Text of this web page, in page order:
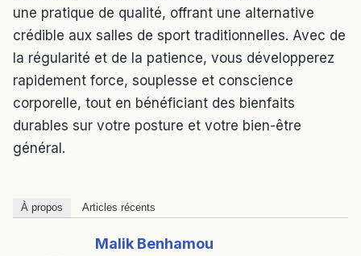
une pratique de qualité, offrant une alternative
crédible aux salles de sport traditionnelles. Avec de
la régularité et de la patience, vous développerez
rapidement force, souplesse et conscience
corporelle, tout en bénéficiant des bienfaits
durables sur votre posture et votre bien-être
général.
À propos Articles récents
Malik Benhamou